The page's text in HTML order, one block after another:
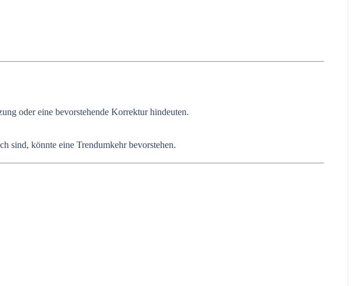
oder eine bevorstehende Korrektur hindeuten.
sind, könnte eine Trendumkehr bevorstehen.